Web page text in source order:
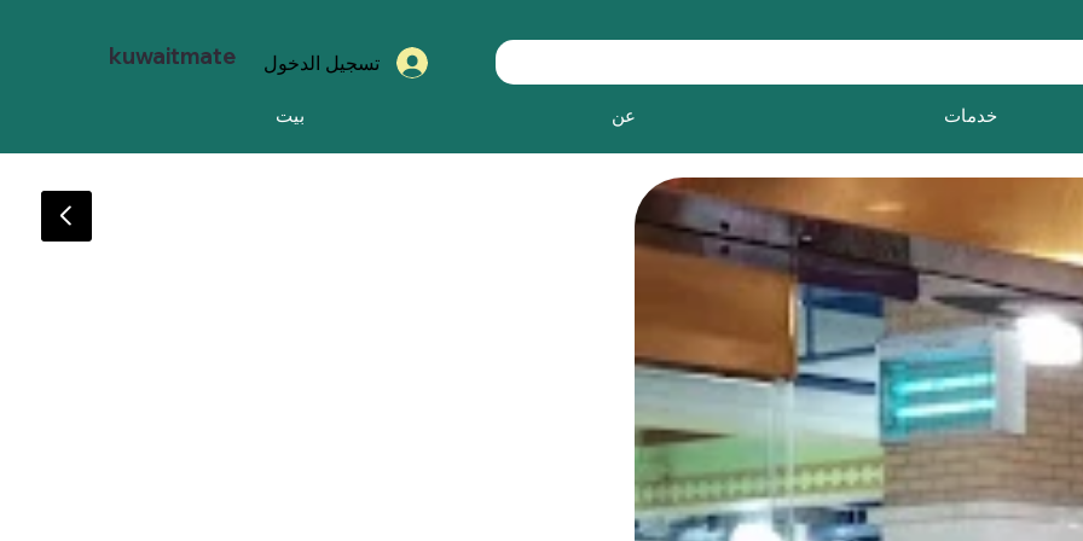
بيت عن خدمات
kuwaitmate تسجيل الدخول